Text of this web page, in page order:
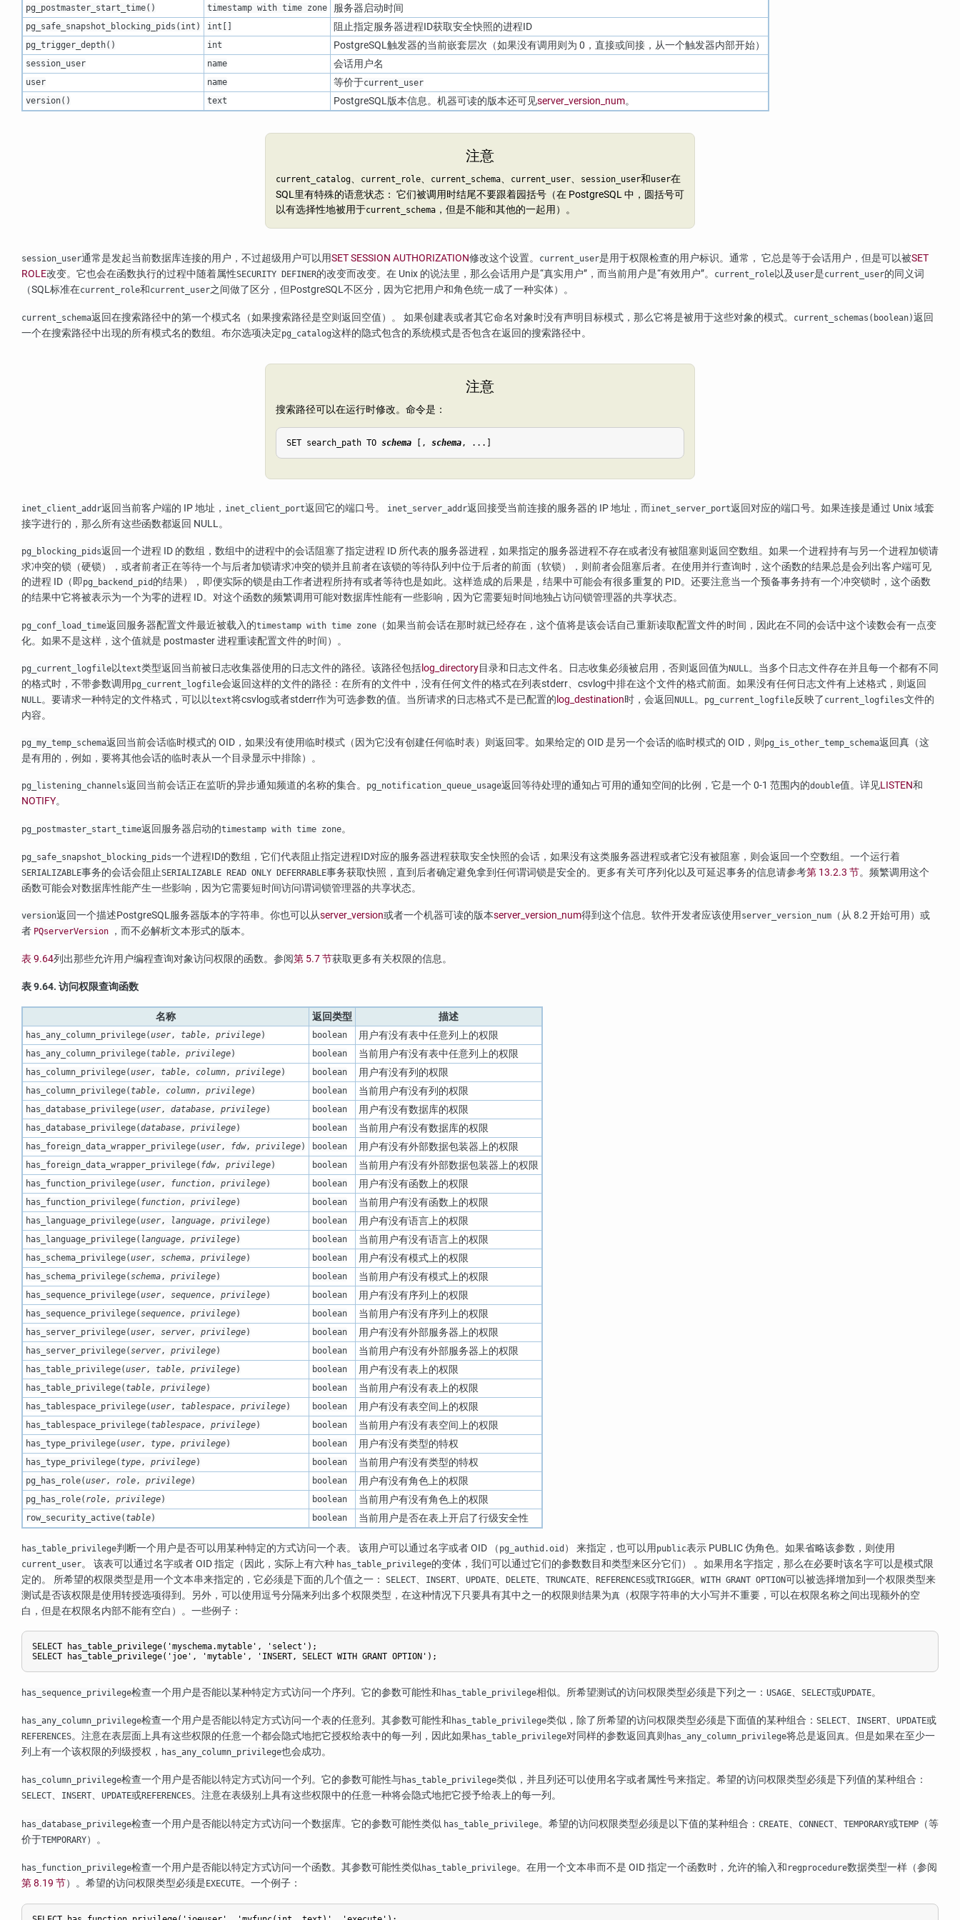
pg_postmaster_start_time() timestamp with time zone 服务器启动时间
pg_safe_snapshot_blocking_pids( int ) int[] 阻止指定服务器进程ID获取安全快照的进程ID
pg_trigger_depth() int PostgreSQL触发器的当前嵌套层次（如果没有调用则为 0，直接或间接，从一个触发器内部开始）
session_user name 会话用户名
user name 等价于current_user
version()
text PostgreSQL版本信息。机器可读的版本还可见server_version_num。
注意
current_catalog、 current_role、 current_schema、 current_user、 session_user和user在
SQL里有特殊的语意状态： 它们被调用时结尾不要跟着园括号（在 PostgreSQL 中，圆括号可
以有选择性地被用于current_schema ，但是不能和其他的一起用）。
session_user通常是发起当前数据库连接的用户，不过超级用户可以用SET SESSION AUTHORIZATION修改这个设置。 current_user是用于权限检查的用户标识。通常， 它总是等于会话用户，但是可以被SET
ROLE改变。它也会在函数执行的过程中随着属性SECURITY DEFINER的改变而改变。在 Unix 的说法里，那么会话用户是“真实用户” ，而当前用户是“有效用户”。 current_role以及 user是current_user的同义词
（SQL标准在current_role和current_user之间做了区分，但PostgreSQL不区分，因为它把用户和角色统一成了一种实体）。
current_schema返回在搜索路径中的第一个模式名（如果搜索路径是空则返回空值）。 如果创建表或者其它命名对象时没有声明目标模式，那么它将是被用于这些对象的模式。 current_schemas(boolean)返回
一个在搜索路径中出现的所有模式名的数组。布尔选项决定pg_catalog这样的隐式包含的系统模式是否包含在返回的搜索路径中。
注意
搜索路径可以在运行时修改。命令是：
SET search_path TO schema [ , schema , ...
inet_client_addr返回当前客户端的 IP 地址， inet_client_port返回它的端口号。 inet_server_addr返回接受当前连接的服务器的 IP 地址，而inet_server_port返回对应的端口号。如果连接是通过 Unix 域套
接字进行的，那么所有这些函数都返回 NULL。
pg_blocking_pids返回一个进程 ID 的数组，数组中的进程中的会话阻塞了指定进程 ID 所代表的服务器进程，如果指定的服务器进程不存在或者没有被阻塞则返回空数组。如果一个进程持有与另一个进程加锁请
求冲突的锁（硬锁），或者前者正在等待一个与后者加锁请求冲突的锁并且前者在该锁的等待队列中位于后者的前面（软锁），则前者会阻塞后者。在使用并行查询时，这个函数的结果总是会列出客户端可见
的进程 ID（即pg_backend_pid 的结果），即便实际的锁是由工作者进程所持有或者等待也是如此。这样造成的后果是，结果中可能会有很多重复的 PID。还要注意当一个预备事务持有一个冲突锁时，这个函数
的结果中它将被表示为一个为零的进程 ID。对这个函数的频繁调用可能对数据库性能有一些影响，因为它需要短时间地独占访问锁管理器的共享状态。
pg_conf_load_time返回服务器配置文件最近被载入的timestamp with time zone
（如果当前会话在那时就已经存在，这个值将是该会话自己重新读取配置文件的时间，因此在不同的会话中这个读数会有一点变
化。如果不是这样，这个值就是 postmaster 进程重读配置文件的时间）。
pg_current_logfile以text类型返回当前被日志收集器使用的日志文件的路径。该路径包括log_directory目录和日志文件名。日志收集必须被启用，否则返回值为NULL 。当多个日志文件存在并且每一个都有不同
的格式时，不带参数调用 pg_current_logfile会返回这样的文件的路径：在所有的文件中，没有任何文件的格式在列表stderr、 csvlog中排在这个文件的格式前面。如果没有任何日志文件有上述格式，则返回
NULL 。要请求一种特定的文件格式，可以以text将csvlog或者stderr作为可选参数的值。当所请求的日志格式不是已配置的 log_destination时，会返回NULL 。 pg_current_logfile反映了 current_logfiles文件的
内容。
pg_my_temp_schema返回当前会话临时模式的 OID，如果没有使用临时模式（因为它没有创建任何临时表）则返回零。如果给定的 OID 是另一个会话的临时模式的 OID，则 pg_is_other_temp_schema返回真（这
是有用的，例如，要将其他会话的临时表从一个目录显示中排除）。
pg_listening_channels返回当前会话正在监听的异步通知频道的名称的集合。 pg_notification_queue_usage返回等待处理的通知占可用的通知空间的比例，它是一个 0-1 范围内的double值。详见LISTEN和
NOTIFY。
pg_postmaster_start_time返回服务器启动的timestamp with time zone。
pg_safe_snapshot_blocking_pids一个进程ID的数组，它们代表阻止指定进程ID对应的服务器进程获取安全快照的会话，如果没有这类服务器进程或者它没有被阻塞，则会返回一个空数组。一个运行着
SERIALIZABLE事务的会话会阻止SERIALIZABLE READ ONLY DEFERRABLE事务获取快照，直到后者确定避免拿到任何谓词锁是安全的。更多有关可序列化以及可延迟事务的信息请参考第 13.2.3 节。频繁调用这个
函数可能会对数据库性能产生一些影响，因为它需要短时间访问谓词锁管理器的共享状态。
version返回一个描述PostgreSQL服务器版本的字符串。你也可以从server_version或者一个机器可读的版本server_version_num得到这个信息。软件开发者应该使用 server_version_num
（从 8.2 开始可用）或
者 PQserverVersion ，而不必解析文本形式的版本。
表 9.64列出那些允许用户编程查询对象访问权限的函数。参阅第 5.7 节获取更多有关权限的信息。
表 9.64. 访问权限查询函数
名称 返回类型 描述
has_any_column_privilege(user, table, privilege) boolean 用户有没有表中任意列上的权限
has_any_column_privilege( table, privilege) boolean 当前用户有没有表中任意列上的权限
has_column_privilege(user, table, column, privilege) boolean 用户有没有列的权限
has_column_privilege( table, column, privilege) boolean 当前用户有没有列的权限
has_database_privilege(user, database, privilege) boolean 用户有没有数据库的权限
has_database_privilege(database, privilege) boolean 当前用户有没有数据库的权限
has_foreign_data_wrapper_privilege(user, fdw, privilege) boolean 用户有没有外部数据包装器上的权限
has_foreign_data_wrapper_privilege( fdw, privilege) boolean 当前用户有没有外部数据包装器上的权限
has_function_privilege(user, function, privilege) boolean 用户有没有函数上的权限
has_function_privilege( function, privilege) boolean 当前用户有没有函数上的权限
has_language_privilege(user, language, privilege) boolean 用户有没有语言上的权限
has_language_privilege( language, privilege) boolean 当前用户有没有语言上的权限
has_schema_privilege(user, schema, privilege) boolean 用户有没有模式上的权限
has_schema_privilege(schema, privilege) boolean 当前用户有没有模式上的权限
has_sequence_privilege(user, sequence, privilege) boolean 用户有没有序列上的权限
has_sequence_privilege(sequence, privilege) boolean 当前用户有没有序列上的权限
has_server_privilege(user, server, privilege) boolean 用户有没有外部服务器上的权限
has_server_privilege(server, privilege) boolean 当前用户有没有外部服务器上的权限
has_table_privilege(user, table, privilege) boolean 用户有没有表上的权限
has_table_privilege( table, privilege) boolean 当前用户有没有表上的权限
has_tablespace_privilege(user, tablespace, privilege) boolean 用户有没有表空间上的权限
has_tablespace_privilege( tablespace, privilege) boolean 当前用户有没有表空间上的权限
has_type_privilege(user, type, privilege) boolean 用户有没有类型的特权
has_type_privilege( type, privilege) boolean 当前用户有没有类型的特权
pg_has_role(user, role, privilege) boolean 用户有没有角色上的权限
pg_has_role( role, privilege) boolean 当前用户有没有角色上的权限
row_security_active( table) boolean 当前用户是否在表上开启了行级安全性
has_table_privilege判断一个用户是否可以用某种特定的方式访问一个表。 该用户可以通过名字或者 OID （ pg_authid.oid ） 来指定，也可以用 public表示 PUBLIC 伪角色。如果省略该参数，则使用
current_user。 该表可以通过名字或者 OID 指定（因此，实际上有六种 has_table_privilege的变体，我们可以通过它们的参数数目和类型来区分它们） 。如果用名字指定，那么在必要时该名字可以是模式限
定的。 所希望的权限类型是用一个文本串来指定的，它必须是下面的几个值之一：
SELECT、 INSERT、 UPDATE、 DELETE、 TRUNCATE、 REFERENCES或TRIGGER。 WITH GRANT OPTION可以被选择增加到一个权限类型来
测试是否该权限是使用转授选项得到。另外，可以使用逗号分隔来列出多个权限类型，在这种情况下只要具有其中之一的权限则结果为真
（权限字符串的大小写并不重要，可以在权限名称之间出现额外的空
白，但是在权限名内部不能有空白）。一些例子：
SELECT has_table_privilege('myschema.mytable', 'select');
has_sequence_privilege检查一个用户是否能以某种特定方式访问一个序列。它的参数可能性和 has_table_privilege相似。所希望测试的访问权限类型必须是下列之一： USAGE、 SELECT或UPDATE。
has_any_column_privilege检查一个用户是否能以特定方式访问一个表的任意列。其参数可能性和 has_table_privilege类似，除了所希望的访问权限类型必须是下面值的某种组合： SELECT、 INSERT、 UPDATE或
REFERENCES。注意在表层面上具有这些权限的任意一个都会隐式地把它授权给表中的每一列，因此如果has_table_privilege对同样的参数返回真则 has_any_column_privilege将总是返回真。但是如果在至少一
列上有一个该权限的列级授权， has_any_column_privilege也会成功。
has_column_privilege检查一个用户是否能以特定方式访问一个列。它的参数可能性与has_table_privilege类似，并且列还可以使用名字或者属性号来指定。希望的访问权限类型必须是下列值的某种组合：
SELECT、 INSERT、 UPDATE或REFERENCES。注意在表级别上具有这些权限中的任意一种将会隐式地把它授予给表上的每一列。
has_database_privilege检查一个用户是否能以特定方式访问一个数据库。它的参数可能性类似 has_table_privilege。希望的访问权限类型必须是以下值的某种组合： CREATE、 CONNECT、 TEMPORARY或TEMP
（等
价于TEMPORARY）。
has_function_privilege检查一个用户是否能以特定方式访问一个函数。其参数可能性类似has_table_privilege。在用一个文本串而不是 OID 指定一个函数时，允许的输入和 regprocedure数据类型一样（参阅
第 8.19 节）。希望的访问权限类型必须是EXECUTE。一个例子：